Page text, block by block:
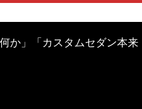
か」「カスタムセダン本来